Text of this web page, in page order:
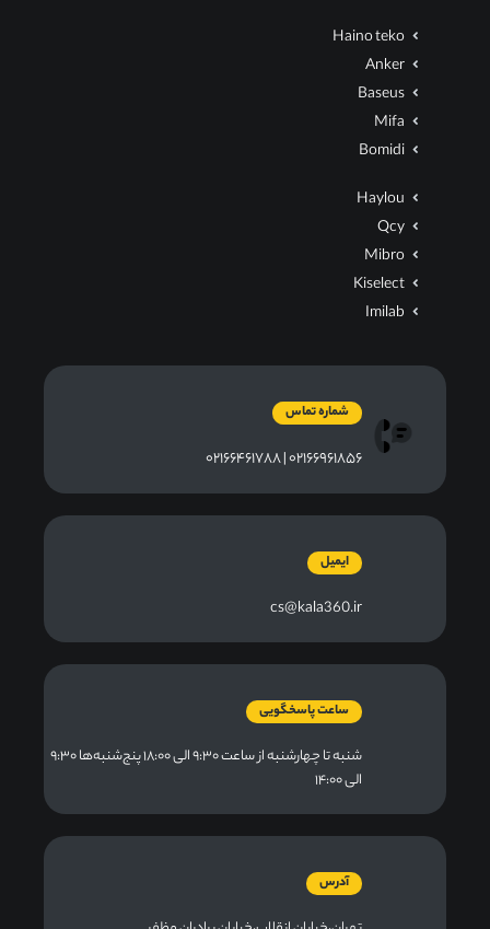
Haino teko
Anker
Baseus
Mifa
Bomidi
Haylou
Qcy
Mibro
Kiselect
Imilab
شماره تماس
۰۲۱۶۶۹۶۱۸۵۶ | ۰۲۱۶۶۴۶۱۷۸۸
ایمیل
cs@kala360.ir
ساعت پاسخگویی
شنبه تا چهارشنبه از ساعت ۹:۳۰ الی ۱۸:۰۰ پنج‌شنبه‌ها ۹:۳۰
الی ۱۴:۰۰
آدرس